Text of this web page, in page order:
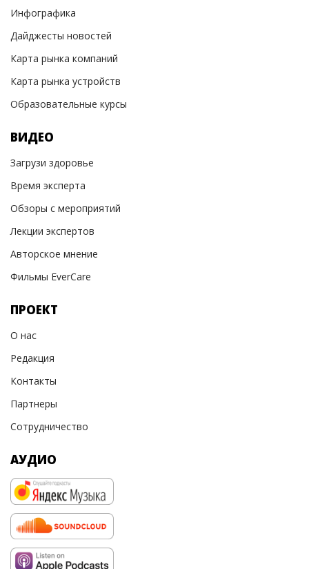
Инфографика
Дайджесты новостей
Карта рынка компаний
Карта рынка устройств
Образовательные курсы
ВИДЕО
Загрузи здоровье
Время эксперта
Обзоры с мероприятий
Лекции экспертов
Авторское мнение
Фильмы EverCare
ПРОЕКТ
О нас
Редакция
Контакты
Партнеры
Сотрудничество
АУДИО